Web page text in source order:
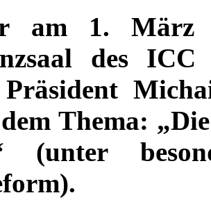
am 1. März
des
Thema:
(unter